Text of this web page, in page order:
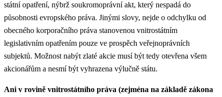
státní opatření, nýbrž soukromoprávní akt, který nespadá do
působnosti evropského práva. Jinými slovy, nejde o odchylku od
obecného korporačního práva stanovenou vnitrostátním
legislativním opatřením pouze ve prospěch veřejnoprávních
subjektů. Možnost nabýt zlaté akcie musí být tedy otevřena všem
akcionářům a nesmí být vyhrazena výlučně státu.
Ani v rovině vnitrostátního práva (zejména na základě zákona